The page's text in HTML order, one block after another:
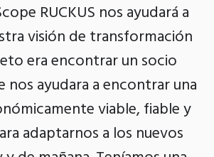
RUCKUS nos ayudará a
visión de transformación
era encontrar un socio
nos ayudara a encontrar una
viable, fiable y
adaptarnos a los nuevos